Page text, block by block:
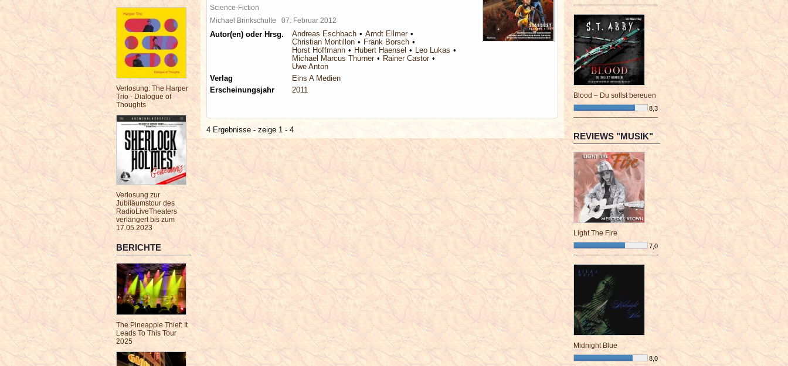
Verlosung: The Harper
Trio - Dialogue of
Thoughts
Verlosung zur
Jubiläumstour des
RadioLiveTheaters
verlängert bis zum
17.05.2023
BERICHTE
The Pineapple Thief: It
Leads To This Tour
2025
Science-Fiction
Michael Brinkschulte 07. Februar 2012
Autor(en) oder Hrsg. Andreas Eschbach
Arndt Ellmer
Christian Montillon
Frank Borsch
Horst Hoffmann
Hubert Haensel
Leo Lukas
Michael Marcus Thurner
Rainer Castor
Uwe Anton
Verlag
Eins A Medien
Erscheinungsjahr
2011
4 Ergebnisse - zeige 1 - 4
¯¯¯¯¯¯¯¯¯¯¯¯¯¯¯¯¯¯¯¯¯¯¯¯
Blood – Du sollst bereuen
8,3
¯¯¯¯¯¯¯¯¯¯¯¯¯¯¯¯¯¯¯¯¯¯¯¯
REVIEWS "MUSIK"
Light The Fire
7,0
¯¯¯¯¯¯¯¯¯¯¯¯¯¯¯¯¯¯¯¯¯¯¯¯
Midnight Blue
8,0